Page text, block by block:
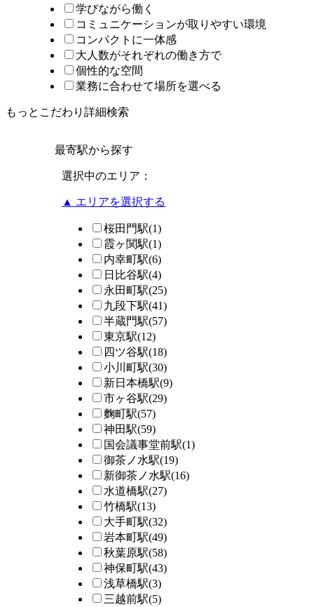
学びながら働く
コミュニケーションが取りやすい環境
コンパクトに一体感
大人数がそれぞれの働き方で
個性的な空間
業務に合わせて場所を選べる
もっとこだわり詳細検索
最寄駅から探す
選択中のエリア：
▲ エリアを選択する
桜田門駅(1)
霞ヶ関駅(1)
内幸町駅(6)
日比谷駅(4)
永田町駅(25)
九段下駅(41)
半蔵門駅(57)
東京駅(12)
四ツ谷駅(18)
小川町駅(30)
新日本橋駅(9)
市ヶ谷駅(29)
麴町駅(57)
神田駅(59)
国会議事堂前駅(1)
御茶ノ水駅(19)
新御茶ノ水駅(16)
水道橋駅(27)
竹橋駅(13)
大手町駅(32)
岩本町駅(49)
秋葉原駅(58)
神保町駅(43)
浅草橋駅(3)
三越前駅(5)